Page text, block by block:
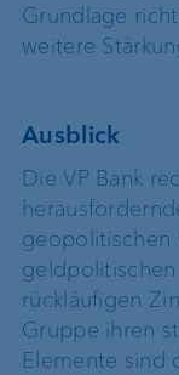
Grundlage
weitere
Ausblick
Die VP Bank
geopolitischen
rückläufigen
Gruppe ihren
Elemente sind